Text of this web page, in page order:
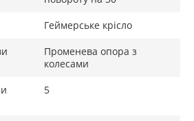
своїй пористій структурі
м'якістю, швидким поверненням
сторонніх запахів і добре
Геймерське крісло
Променева опора з
колесами
5